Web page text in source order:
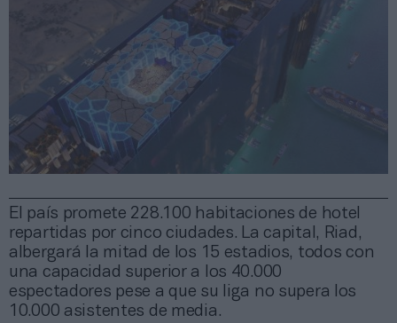
El país promete 228.100 habitaciones de hotel
repartidas por cinco ciudades. La capital, Riad,
albergará la mitad de los 15 estadios, todos con
una capacidad superior a los 40.000
espectadores pese a que su liga no supera los
10.000 asistentes de media.